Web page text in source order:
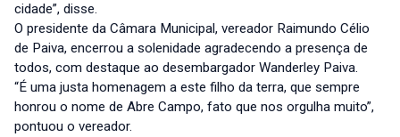
cidade”, disse.
O presidente da Câmara Municipal, vereador Raimundo Célio
de Paiva, encerrou a solenidade agradecendo a presença de
todos, com destaque ao desembargador Wanderley Paiva.
“É uma justa homenagem a este filho da terra, que sempre
honrou o nome de Abre Campo, fato que nos orgulha muito”,
pontuou o vereador.